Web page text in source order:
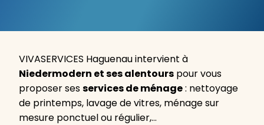
VIVASERVICES Haguenau intervient à
Niedermodern et ses alentours pour vous
proposer sesservices de ménage: nettoyage
de printemps, lavage de vitres, ménage sur
mesure ponctuel ou régulier,…